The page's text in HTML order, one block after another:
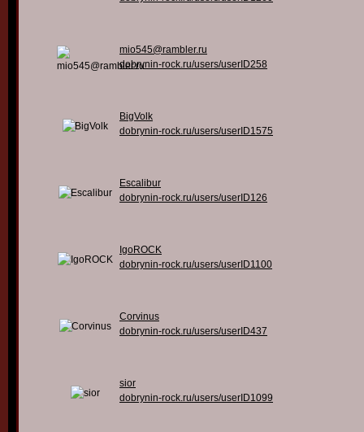
mio545@rambler.ru
dobrynin-rock.ru/users/userID258
BigVolk
dobrynin-rock.ru/users/userID1575
Escalibur
dobrynin-rock.ru/users/userID126
IgoROCK
dobrynin-rock.ru/users/userID1100
Corvinus
dobrynin-rock.ru/users/userID437
sior
dobrynin-rock.ru/users/userID1099